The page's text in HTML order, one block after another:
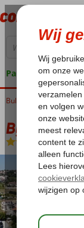
Pakketgarantie
Home
Bulgarije Zwarte Zee
Byala
All